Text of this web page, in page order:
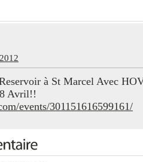
à St Marcel Avec
Avril!!
events/301151616599161/